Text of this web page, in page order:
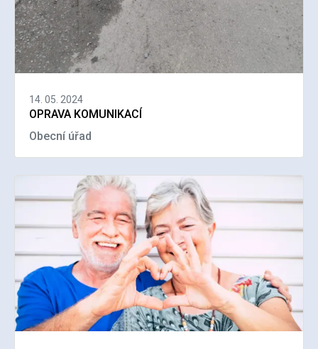
14. 05. 2024
OPRAVA KOMUNIKACÍ
Obecní úřad